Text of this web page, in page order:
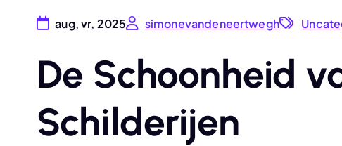
aug, vr, 2025 simonevandeneertwegh
De Schoonheid
Schilderijen